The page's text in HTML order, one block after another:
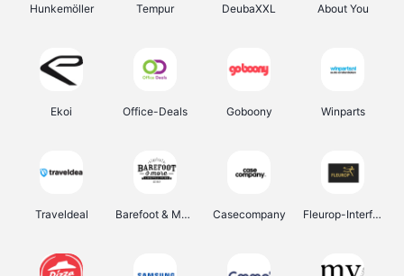
Hunkemöller Tempur DeubaXXL About You
Ekoi Office-Deals Goboony Winparts
Traveldeal Barefoot & More Casecompany Fleurop-Interflora